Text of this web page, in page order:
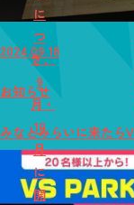
に
つ
き、
9
月・
10
月
に
開
2024.09.18
お知らせ
みなとみらいに来たら